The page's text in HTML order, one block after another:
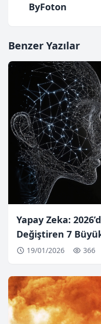
ByFoton
Benzer Yazılar
Yapay Zeka:
Değiştiren 7
19/01/2026 366